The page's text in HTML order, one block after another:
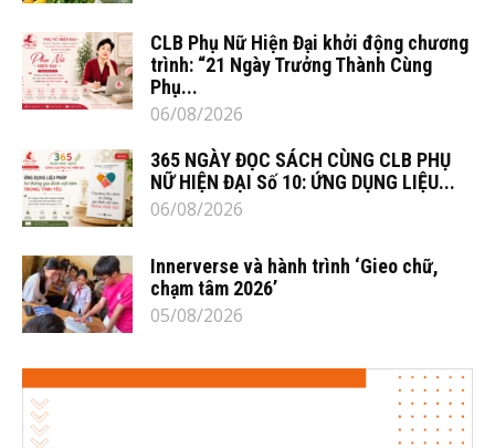
CLB Phụ Nữ Hiện Đại khởi động chương
trình: “21 Ngày Trưởng Thành Cùng
Phụ...
06/08/2026
365 NGÀY ĐỌC SÁCH CÙNG CLB PHỤ
NỮ HIỆN ĐẠI Số 10: ỨNG DỤNG LIỆU...
06/08/2026
Innerverse và hành trình ‘Gieo chữ,
chạm tâm 2026’
05/08/2026